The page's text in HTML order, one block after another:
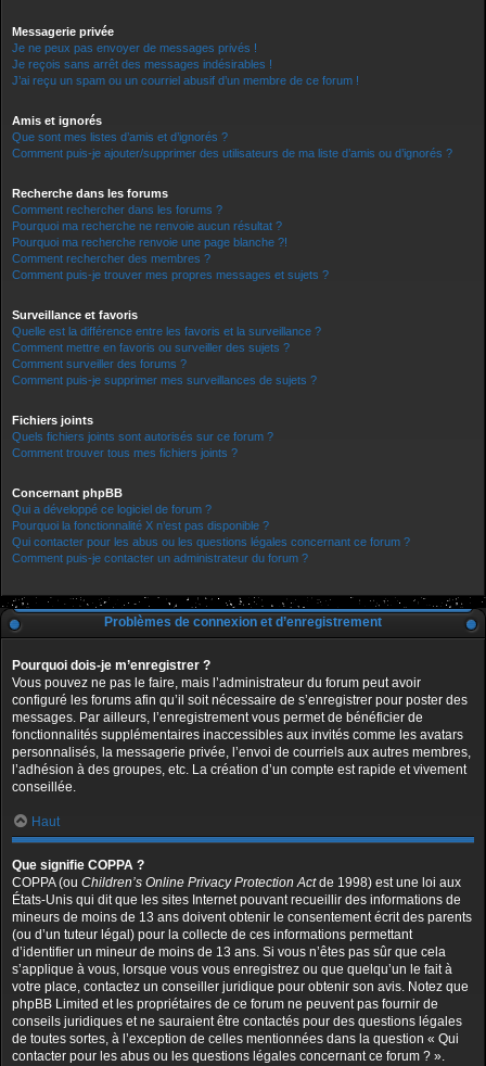
Messagerie privée
Je ne peux pas envoyer de messages privés !
Je reçois sans arrêt des messages indésirables !
J’ai reçu un spam ou un courriel abusif d’un membre de ce forum !
Amis et ignorés
Que sont mes listes d’amis et d’ignorés ?
Comment puis-je ajouter/supprimer des utilisateurs de ma liste d’amis ou d’ignorés ?
Recherche dans les forums
Comment rechercher dans les forums ?
Pourquoi ma recherche ne renvoie aucun résultat ?
Pourquoi ma recherche renvoie une page blanche ?!
Comment rechercher des membres ?
Comment puis-je trouver mes propres messages et sujets ?
Surveillance et favoris
Quelle est la différence entre les favoris et la surveillance ?
Comment mettre en favoris ou surveiller des sujets ?
Comment surveiller des forums ?
Comment puis-je supprimer mes surveillances de sujets ?
Fichiers joints
Quels fichiers joints sont autorisés sur ce forum ?
Comment trouver tous mes fichiers joints ?
Concernant phpBB
Qui a développé ce logiciel de forum ?
Pourquoi la fonctionnalité X n’est pas disponible ?
Qui contacter pour les abus ou les questions légales concernant ce forum ?
Comment puis-je contacter un administrateur du forum ?
Problèmes de connexion et d’enregistrement
Pourquoi dois-je m’enregistrer ?
Vous pouvez ne pas le faire, mais l’administrateur du forum peut avoir
configuré les forums afin qu’il soit nécessaire de s’enregistrer pour poster des
messages. Par ailleurs, l’enregistrement vous permet de bénéficier de
fonctionnalités supplémentaires inaccessibles aux invités comme les avatars
personnalisés, la messagerie privée, l’envoi de courriels aux autres membres,
l’adhésion à des groupes, etc. La création d’un compte est rapide et vivement
conseillée.
Haut
Que signifie COPPA ?
COPPA (ou Children’s Online Privacy Protection Actde 1998) est une loi aux
États-Unis qui dit que les sites Internet pouvant recueillir des informations de
mineurs de moins de 13 ans doivent obtenir le consentement écrit des parents
(ou d’un tuteur légal) pour la collecte de ces informations permettant
d’identifier un mineur de moins de 13 ans. Si vous n’êtes pas sûr que cela
s’applique à vous, lorsque vous vous enregistrez ou que quelqu’un le fait à
votre place, contactez un conseiller juridique pour obtenir son avis. Notez que
phpBB Limited et les propriétaires de ce forum ne peuvent pas fournir de
conseils juridiques et ne sauraient être contactés pour des questions légales
de toutes sortes, à l’exception de celles mentionnées dans la question « Qui
contacter pour les abus ou les questions légales concernant ce forum ? ».